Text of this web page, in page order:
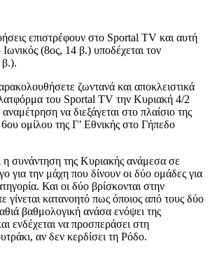
επιστρέφουν στο Sportal TV και αυτή
(8ος, 14 β.) υποδέχεται τον
ζωντανά και αποκλειστικά
του Sportal TV την Κυριακή 4/2
να διεξάγεται στο πλαίσιο της
ομίλου της Γ’ Εθνικής στο Γήπεδο
η συνάντηση της Κυριακής ανάμεσα σε
για την μάχη που δίνουν οι δύο ομάδες για
Και οι δύο βρίσκονται στην
γίνεται κατανοητό πως όποιος από τους δύο
βαθμολογική ανάσα ενόψει της
ενδέχεται να προσπεράσει στη
αν δεν κερδίσει τη Ρόδο.